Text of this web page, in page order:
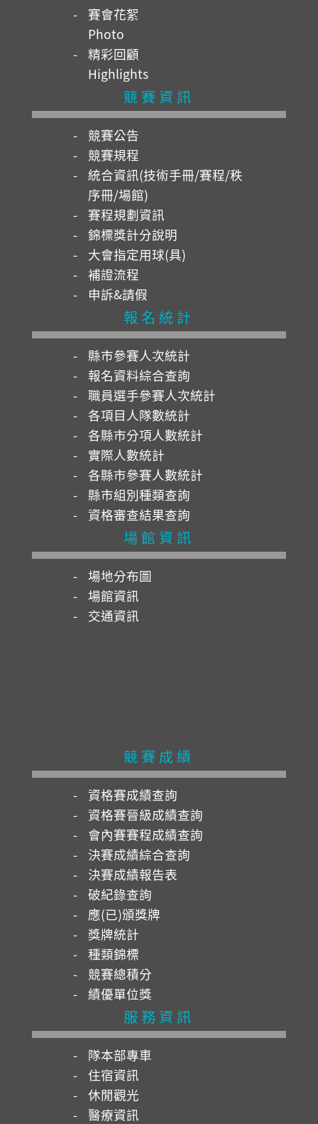
賽會花絮
Photo
精彩回顧
Highlights
競賽資訊
競賽公告
競賽規程
統合資訊(技術手冊/賽程/秩
序冊/場館)
賽程規劃資訊
錦標獎計分說明
大會指定用球(具)
補證流程
申訴&請假
報名統計
縣市參賽人次統計
報名資料綜合查詢
職員選手參賽人次統計
各項目人隊數統計
各縣市分項人數統計
實際人數統計
各縣市參賽人數統計
縣市組別種類查詢
資格審查結果查詢
場館資訊
場地分布圖
場館資訊
交通資訊
競賽成績
資格賽成績查詢
資格賽晉級成績查詢
會內賽賽程成績查詢
決賽成績綜合查詢
決賽成績報告表
破紀錄查詢
應(已)頒獎牌
獎牌統計
種類錦標
競賽總積分
績優單位獎
服務資訊
隊本部專車
住宿資訊
休閒觀光
醫療資訊